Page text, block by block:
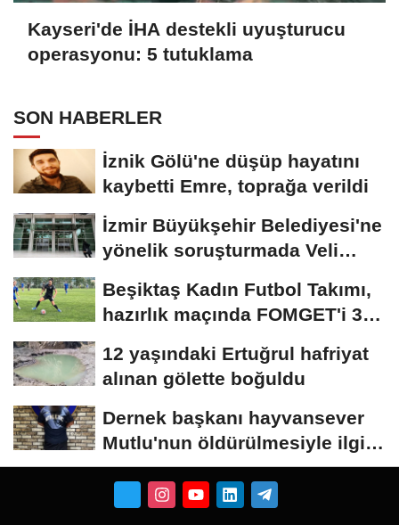
Kayseri'de İHA destekli uyuşturucu
operasyonu: 5 tutuklama
SON HABERLER
İznik Gölü'ne düşüp hayatını
kaybetti Emre, toprağa verildi
İzmir Büyükşehir Belediyesi'ne
yönelik soruşturmada Veli
Beşiktaş Kadın Futbol Takımı,
hazırlık maçında FOMGET'i 3-
12 yaşındaki Ertuğrul hafriyat
alınan gölette boğuldu
Dernek başkanı hayvansever
Mutlu'nun öldürülmesiyle ilgili
ağabeyi...